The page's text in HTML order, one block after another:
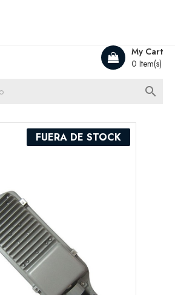
My Cart
0 Item(s)

FUERA DE STOCK